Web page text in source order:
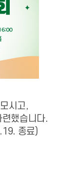
시고,
했습니다.
종료)